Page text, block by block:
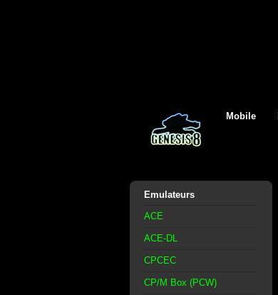
Mobile
Emulateurs
ACE
ACE-DL
CPCEC
CP/M Box (PCW)